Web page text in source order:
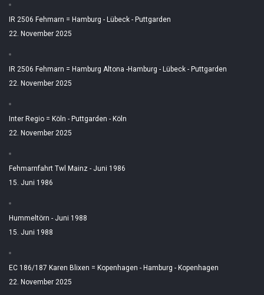
IR 2506 Fehmarn = Hamburg - Lübeck - Puttgarden
22. November 2025
IR 2506 Fehmarn = Hamburg Altona -Hamburg - Lübeck - Puttgarden
22. November 2025
Inter Regio = Köln - Puttgarden - Köln
22. November 2025
Fehmarnfahrt Twl Mainz - Juni 1986
15. Juni 1986
Hummeltörn - Juni 1988
15. Juni 1988
EC 186/187 Karen Blixen = Kopenhagen - Hamburg - Kopenhagen
22. November 2025